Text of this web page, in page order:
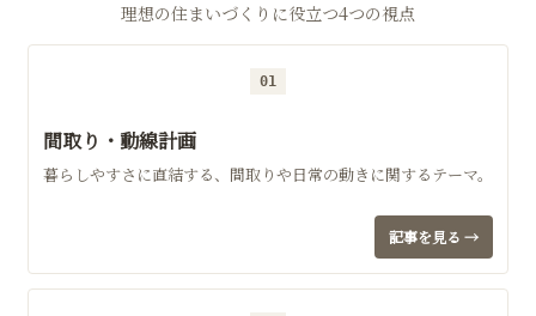
理想の住まいづくりに役立つ4つの視点
01
間取り・動線計画
暮らしやすさに直結する、間取りや日常の動きに関するテーマ。
記事を見る →